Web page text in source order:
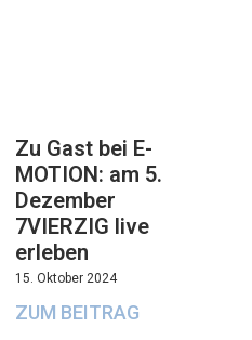
Zu Gast bei E-
MOTION: am 5.
Dezember
7VIERZIG live
erleben
15. Oktober 2024
ZUM BEITRAG